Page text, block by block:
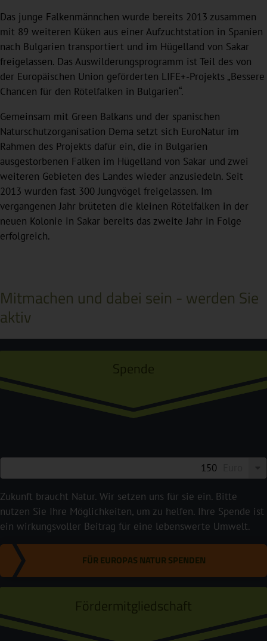
Das junge Falkenmännchen wurde bereits 2013 zusammen
mit 89 weiteren Küken aus einer Aufzuchtstation in Spanien
nach Bulgarien transportiert und im Hügelland von Sakar
freigelassen. Das Auswilderungsprogramm ist Teil des von
der Europäischen Union geförderten LIFE+-Projekts „Bessere
Chancen für den Rötelfalken in Bulgarien“.
Gemeinsam mit Green Balkans und der spanischen
Naturschutzorganisation Dema setzt sich EuroNatur im
Rahmen des Projekts dafür ein, die in Bulgarien
ausgestorbenen Falken im Hügelland von Sakar und zwei
weiteren Gebieten des Landes wieder anzusiedeln. Seit
2013 wurden fast 300 Jungvögel freigelassen. Im
vergangenen Jahr brüteten die kleinen Rötelfalken in der
neuen Kolonie in Sakar bereits das zweite Jahr in Folge
erfolgreich.
Mitmachen und dabei sein - werden Sie
aktiv
Spende
Zukunft braucht Natur. Wir setzen uns für sie ein. Bitte
nutzen Sie Ihre Möglichkeiten, um zu helfen. Ihre Spende ist
ein wirkungsvoller Beitrag für eine lebenswerte Umwelt.
FÜR EUROPAS NATUR SPENDEN
Fördermitgliedschaft